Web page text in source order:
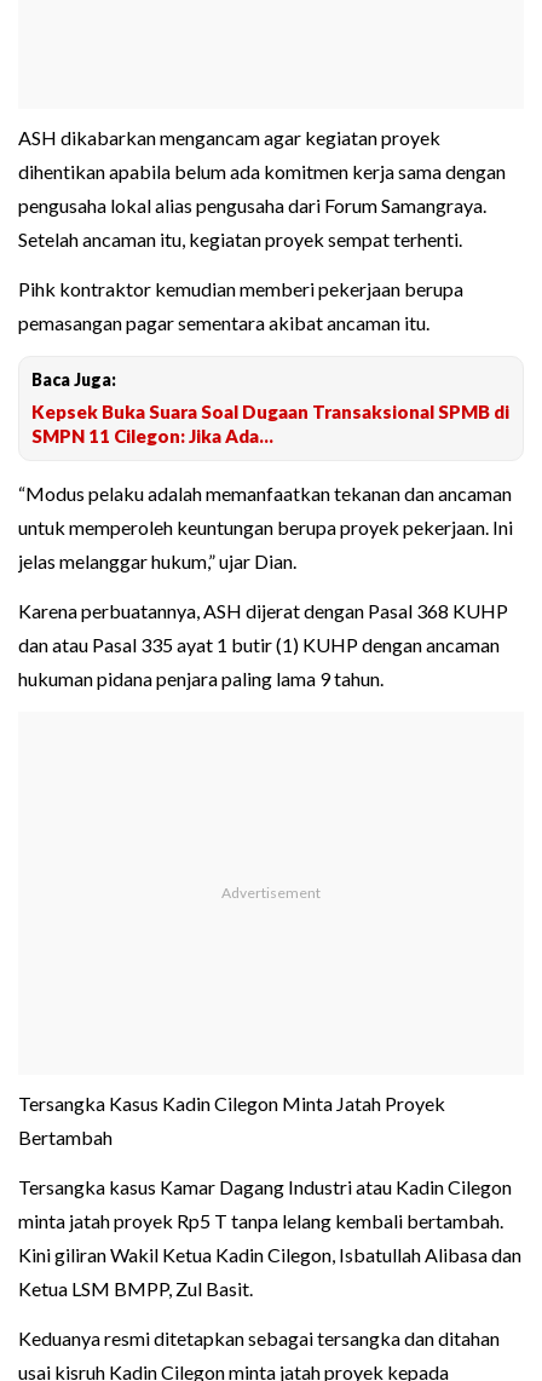
ASH dikabarkan mengancam agar kegiatan proyek
dihentikan apabila belum ada komitmen kerja sama dengan
pengusaha lokal alias pengusaha dari Forum Samangraya.
Setelah ancaman itu, kegiatan proyek sempat terhenti.
Pihk kontraktor kemudian memberi pekerjaan berupa
pemasangan pagar sementara akibat ancaman itu.
Baca Juga:
Kepsek Buka Suara Soal Dugaan Transaksional SPMB di
SMPN 11 Cilegon: Jika Ada...
“Modus pelaku adalah memanfaatkan tekanan dan ancaman
untuk memperoleh keuntungan berupa proyek pekerjaan. Ini
jelas melanggar hukum,” ujar Dian.
Karena perbuatannya, ASH dijerat dengan Pasal 368 KUHP
dan atau Pasal 335 ayat 1 butir (1) KUHP dengan ancaman
hukuman pidana penjara paling lama 9 tahun.
Tersangka Kasus Kadin Cilegon Minta Jatah Proyek
Bertambah
Tersangka kasus Kamar Dagang Industri atau Kadin Cilegon
minta jatah proyek Rp5 T tanpa lelang kembali bertambah.
Kini giliran Wakil Ketua Kadin Cilegon, Isbatullah Alibasa dan
Ketua LSM BMPP, Zul Basit.
Keduanya resmi ditetapkan sebagai tersangka dan ditahan
usai kisruh Kadin Cilegon minta jatah proyek kepada